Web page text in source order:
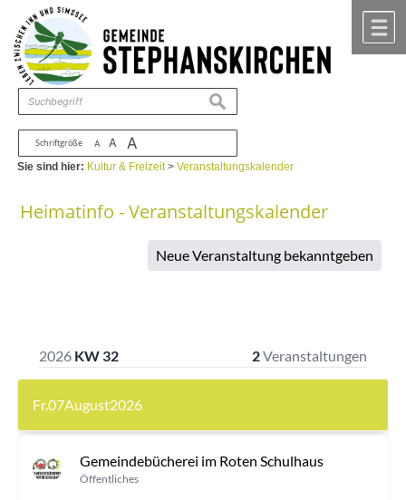
Zum Inhalt ,zur Navigation
Schriftgröße A A A
suchen
Sie sind hier: Kultur & Freizeit>Veranstaltungskalender
Heimatinfo - Veranstaltungskalender